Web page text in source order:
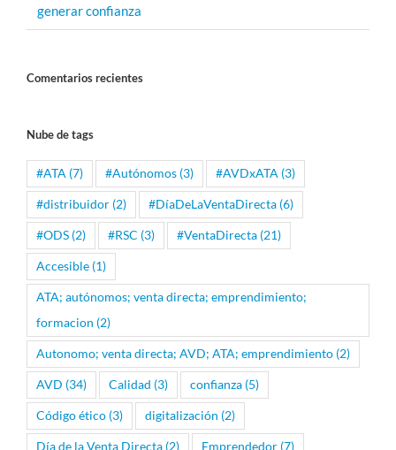
generar confianza
Comentarios recientes
Nube de tags
#ATA (7) #Autónomos (3) #AVDxATA (3)
#distribuidor (2) #DíaDeLaVentaDirecta (6)
#ODS (2) #RSC (3) #VentaDirecta (21)
Accesible (1)
ATA; autónomos; venta directa; emprendimiento;
formacion (2)
Autonomo; venta directa; AVD; ATA; emprendimiento (2)
AVD (34) Calidad (3) confianza (5)
Código ético (3) digitalización (2)
Día de la Venta Directa (2) Emprendedor (7)